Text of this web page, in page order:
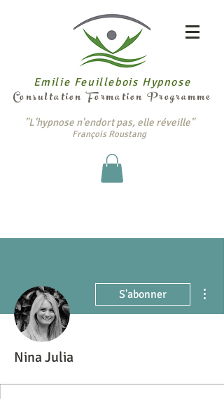
Emilie Feuillebois Hypnose
Consultation Formation Programme
"L'hypnose n'endort pas, elle réveille"
François Roustang
S'abonner
Nina Julia